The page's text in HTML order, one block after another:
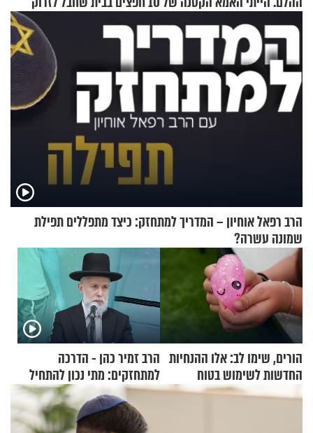
הבית"
לפח
הרב רפאל אוחיון – המדריך למתחזק: כיצד מתפללים תפילת
שמונה עשרה?
הורים, שימו לב: אלו ההנחיות
החדשות לשימוש בטוח
בסקווישי לאחר מקרי אשפוז
הרב זמיר כהן - הדרכה
למתחזקים: מתי נכון להתחיל
עם לבישת הציצית?